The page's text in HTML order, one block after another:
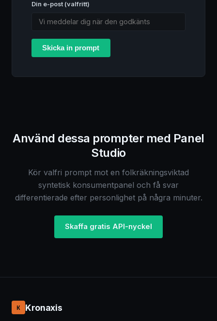
Din e-post (valfritt)
Skicka in prompt
Använd dessa prompter med Panel
Studio
Kör valfri prompt mot en folkräkningsviktad
syntetisk konsumentpanel och få svar
differentierade efter personlighet på några minuter.
Skaffa gratis API-nyckel
K Kronaxis